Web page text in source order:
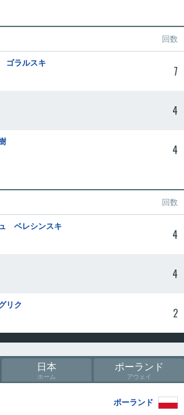
回数
ゴラルスキ
7
4
4
回数
ベレシンスキ
4
4
リク
2
日本
ホーム
ポーランド
アウェイ
ポーランド